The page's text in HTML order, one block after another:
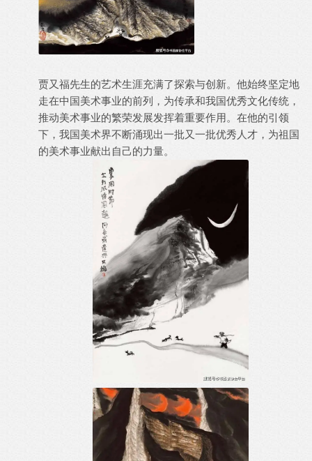
贾又福先生的艺术生涯充满了探索与创新。他始终坚定地
走在中国美术事业的前列，为传承和我国优秀文化传统，
推动美术事业的繁荣发展发挥着重要作用。在他的引领
下，我国美术界不断涌现出一批又一批优秀人才，为祖国
的美术事业献出自己的力量。